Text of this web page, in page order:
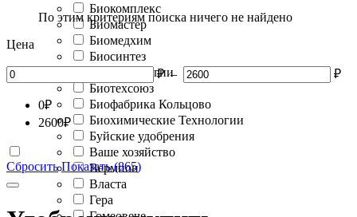
Биокомплекс
Биомастер
Биомедхим
Биосинтез
Биотехнологии
Биотехсоюз
Биофабрика Кольцово
Биохимические Технологии
Буйские удобрения
Ваше хозяйство
Вермион
Власта
Гера
По этим критериям поиска ничего не найдено
Цена
₽ – ₽
0₽
2600₽
Сбросить Показать (865)